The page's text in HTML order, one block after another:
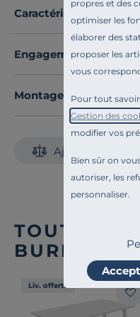
propres et des
optimiser les
élaborer des
proposer les
vous
Pour tout
Gestion des
modifier vos
Bien sûr on
autoriser, les
personnaliser.
ergonomique.
Grâce à son esthétique
matériaux durables, le
pleinement dans une
en assurant confort,
quotidien.
Découvrez toute notre
Caractéristiques
Engagements et
Montage et conseils
Ajouter au
TOUTE
BUREAUX
Liv. offerte